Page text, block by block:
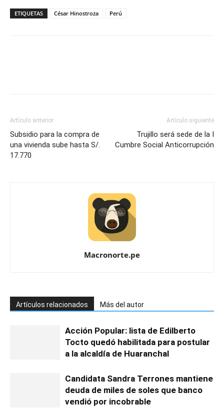
ETIQUETAS César Hinostroza Perú
Artículo anterior
Subsidio para la compra de
una vivienda sube hasta S/.
17.770
Artículo siguiente
Trujillo será sede de la I
Cumbre Social Anticorrupción
Macronorte.pe
Artículos relacionados Más del autor
Acción Popular: lista de Edilberto
Tocto quedó habilitada para postular
a la alcaldía de Huaranchal
Candidata Sandra Terrones mantiene
deuda de miles de soles que banco
vendió por incobrable